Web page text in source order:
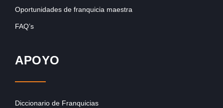
Oportunidades de franquicia maestra
FAQ’s
APOYO
Diccionario de Franquicias